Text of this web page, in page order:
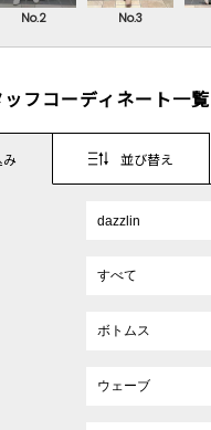
No.2 No.3
フコーディネート一覧
並び替え